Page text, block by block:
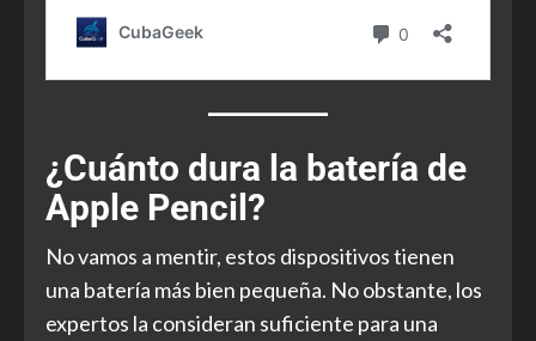
¿Cuánto dura la batería de
Apple Pencil?
No vamos a mentir, estos dispositivos tienen
una batería más bien pequeña. No obstante, los
expertos la consideran suficiente para una